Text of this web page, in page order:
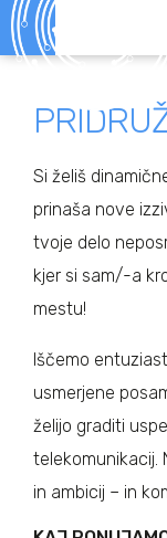
Si želiš
prinaša nove
tvoje delo
kjer si sam/-a
mestu!
Iščemo
usmerjene
želijo graditi
telekomunikacij.
in ambicij – in